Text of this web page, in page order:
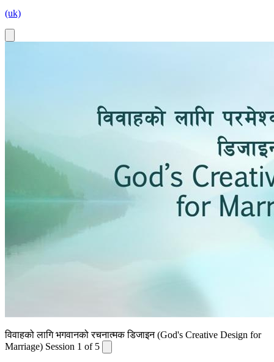
(uk)
विवाहको लागि भगवानको रचनात्मक डिजाइन (God's Creative Design for
Marriage) Session 1 of 5